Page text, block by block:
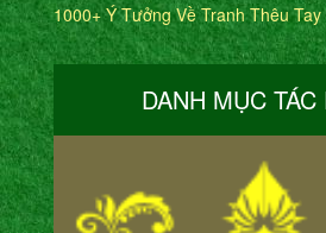
1000+ Ý Tưởng Về Tranh Thêu Tay
DANH MỤC TÁC